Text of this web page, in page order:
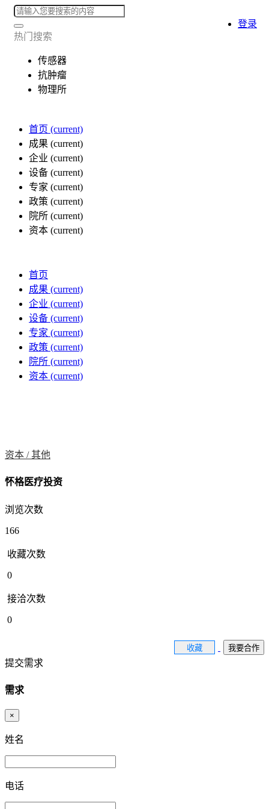
热门搜索
传感器
抗肿瘤
物理所
首页 (current)
成果 (current)
企业 (current)
设备 (current)
专家 (current)
政策 (current)
院所 (current)
资本 (current)
登录
首页
成果 (current)
企业 (current)
设备 (current)
专家 (current)
政策 (current)
院所 (current)
资本 (current)
资本 /其他
怀格医疗投资
浏览次数
166
收藏次数
0
接洽次数
0
收藏 我要合作
提交需求
需求
×
姓名
电话